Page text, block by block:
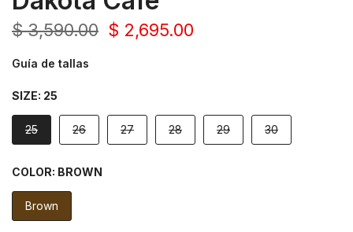
$ 3,590.00 $ 2,695.00
Guía de tallas
SIZE: 25
25 26 27 28 29 30
COLOR: BROWN
Brown